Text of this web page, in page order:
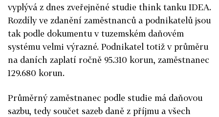
vyplývá z dnes zveřejněné studie think tanku IDEA.
Rozdíly ve zdanění zaměstnanců a podnikatelů jsou
tak podle dokumentu v tuzemském daňovém
systému velmi výrazné. Podnikatel totiž v průměru
na daních zaplatí ročně 95.310 korun, zaměstnanec
129.680 korun.
Průměrný zaměstnanec podle studie má daňovou
sazbu, tedy součet sazeb daně z příjmu a všech